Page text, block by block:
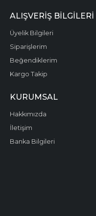
ALIŞVERİŞ BİLGİLERİ
Üyelik Bilgileri
Siparişlerim
Beğendiklerim
Kargo Takip
KURUMSAL
Hakkımızda
İletişim
Banka Bilgileri